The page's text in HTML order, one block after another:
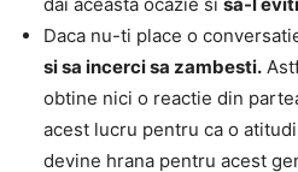
Daca nu-ti place o
si sa incerci sa zambesti.
obtine nici o reactie din
acest lucru pentru ca o
devine hrana pentru acest